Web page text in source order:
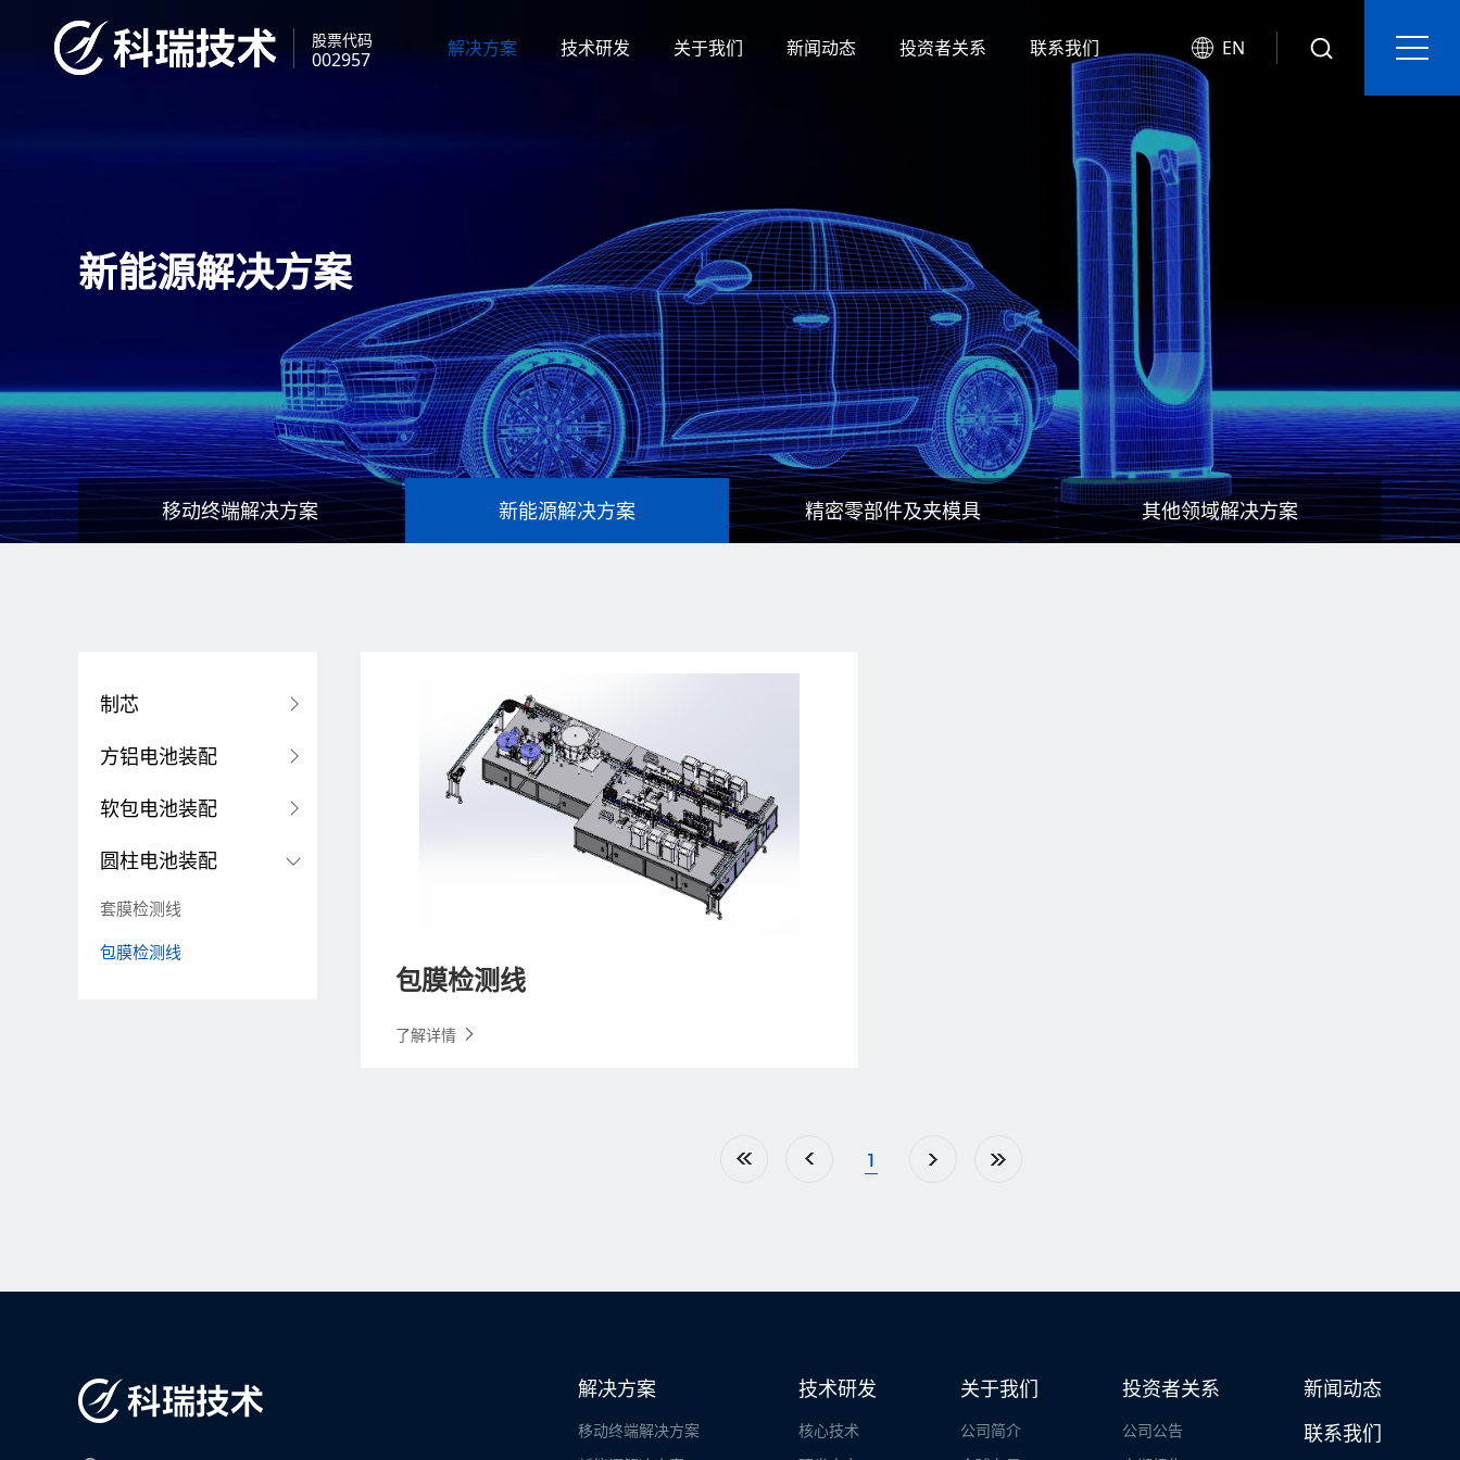
股票代码
002957 EN
解决方案 技术研发 关于我们 新闻动态 投资者关系 联系我们
新能源解决方案
移动终端解决方案 新能源解决方案 精密零部件及夹模具 其他领域解决方案
制芯
方铝电池装配
软包电池装配
圆柱电池装配
套膜检测线
包膜检测线
包膜检测线
了解详情
1
解决方案
移动终端解决方案
技术研发
核心技术
关于我们
公司简介
投资者关系
公司公告
新闻动态
联系我们